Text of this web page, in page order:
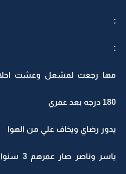
:
:
مها رجعت لمشعل وعشت احلا
180 درجه بعد عمري
يدور رضاي ويخاف علي من الهوا
ياسر